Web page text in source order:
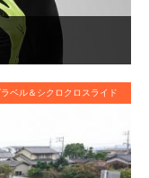
ラベル＆シクロクロスライド